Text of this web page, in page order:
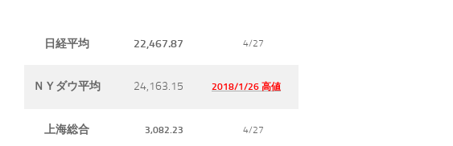
日経平均 22,467.87 4/27
ＮＹダウ平均 24,163.15 2018/1/26 高値
上海総合 3,082.23 4/27